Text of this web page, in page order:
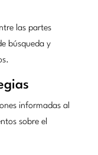
las partes
búsqueda y
informadas al
sobre el